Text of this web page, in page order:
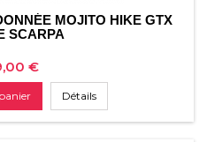
MOJITO HIKE GTX
SCARPA
€
Détails